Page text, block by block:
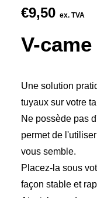
€9,50 ex. TVA
V-
Une solution
tuyaux sur votre
Ne possède pas
permet de
vous semble.
Placez-la sous
façon stable et